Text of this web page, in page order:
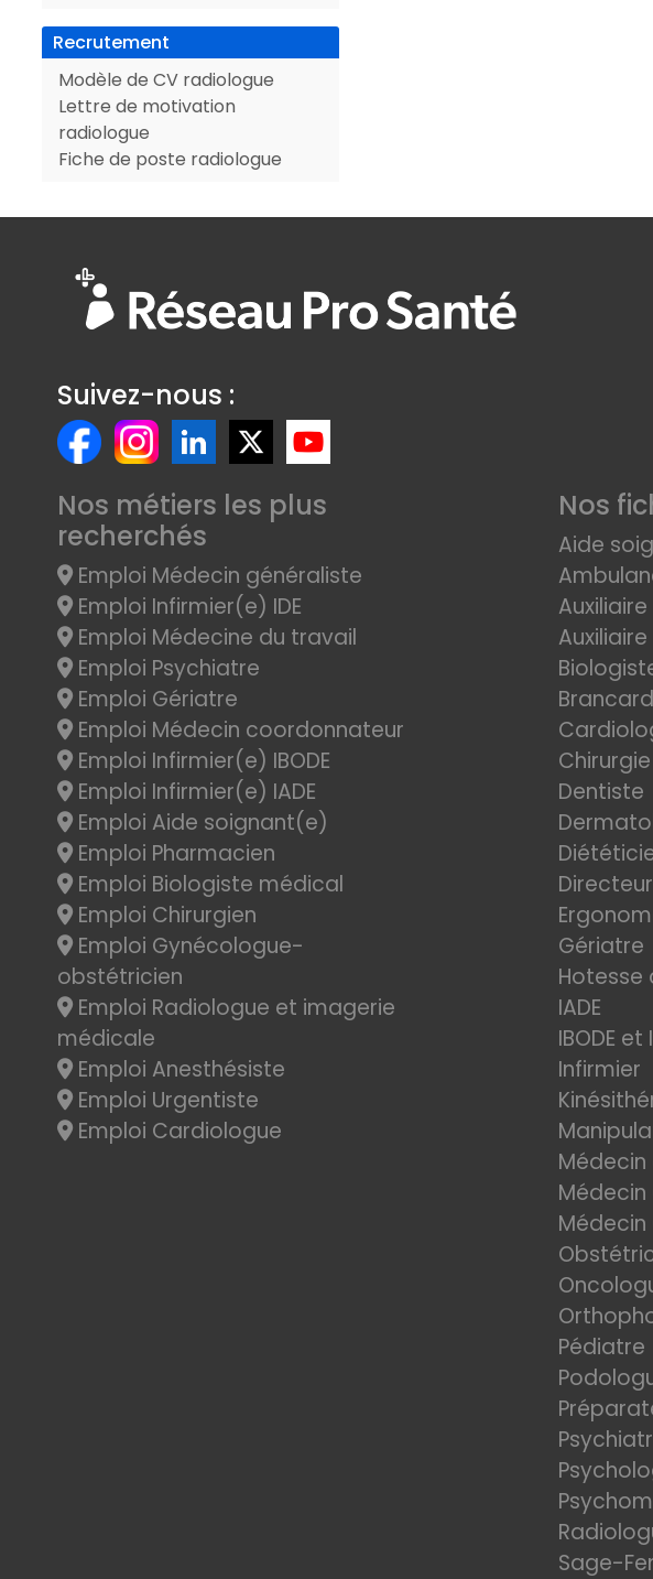
Recrutement
Modèle de CV radiologue
Lettre de motivation
radiologue
Fiche de poste radiologue
Suivez-nous :
Nos métiers les plus
recherchés
Emploi Médecin généraliste
Emploi Infirmier(e) IDE
Emploi Médecine du travail
Emploi Psychiatre
Emploi Gériatre
Emploi Médecin coordonnateur
Emploi Infirmier(e) IBODE
Emploi Infirmier(e) IADE
Emploi Aide soignant(e)
Emploi Pharmacien
Emploi Biologiste médical
Emploi Chirurgien
Emploi Gynécologue-
obstétricien
Emploi Radiologue et imagerie
médicale
Emploi Anesthésiste
Emploi Urgentiste
Emploi Cardiologue
Nos
Aide
Dentiste
Gériatre
Hotesse
IADE
IBODE et
Infirmier
Pédiatre
Sage-